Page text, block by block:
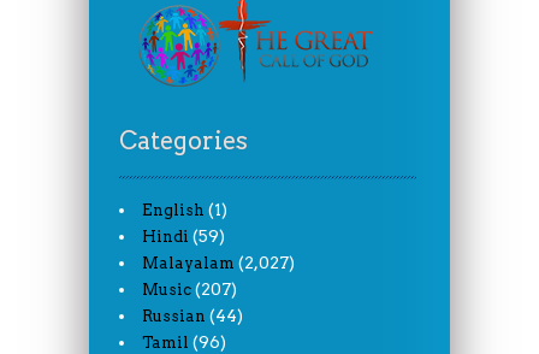
Categories
English (1)
Hindi (59)
Malayalam (2,027)
Music (207)
Russian (44)
Tamil (96)